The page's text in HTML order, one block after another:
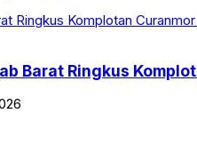
Barat Ringkus